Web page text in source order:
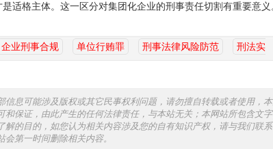
适格主体。这一区分对集团化企业的刑事责任切割有重要意义
企业刑事合规 单位行贿罪 刑事法律风险防范 刑法实
信息可能涉及版权或其它民事权利问题，请勿擅自转载或者使用，
和保证，由此产生的任何法律责任，与本站无关；本网站所包含文
解的目的，如您认为相关内容涉及您的自有知识产权，请与我们联
第一时间删除相关内容。